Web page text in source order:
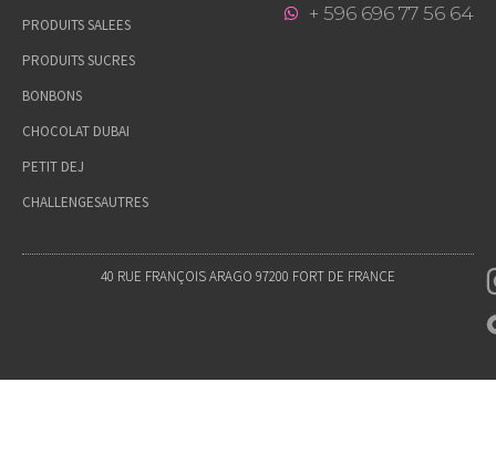
PRODUITS SALEES
PRODUITS SUCRES
BONBONS
CHOCOLAT DUBAI
PETIT DEJ
CHALLENGESAUTRES
+ 596 696 77 56 64
40 RUE FRANÇOIS ARAGO 97200 FORT DE FRANCE